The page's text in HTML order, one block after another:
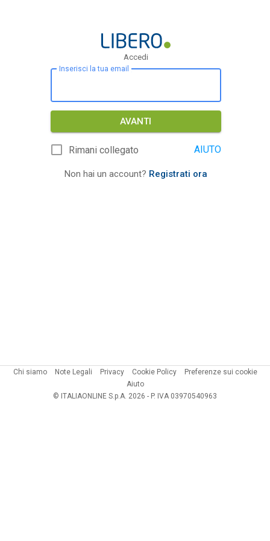
Accedi
Inserisci la tua email
AVANTI
Rimani collegato AIUTO
Non hai un account? Registrati ora
Chi siamo Note Legali Privacy Cookie Policy
Preferenze sui cookie
Aiuto
© ITALIAONLINE S.p.A. 2026 - P. IVA 03970540963